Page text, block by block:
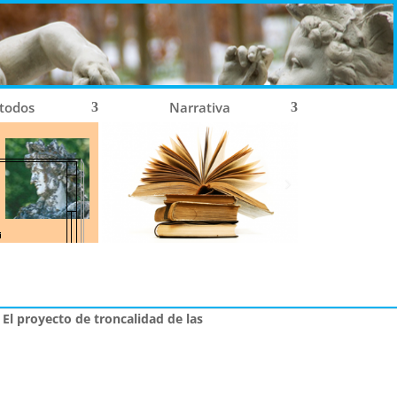
Narrativa
El proyecto de troncalidad de las